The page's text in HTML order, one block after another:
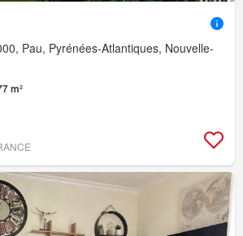
Pau, Pyrénées-Atlantiques, Nouvelle-
m²